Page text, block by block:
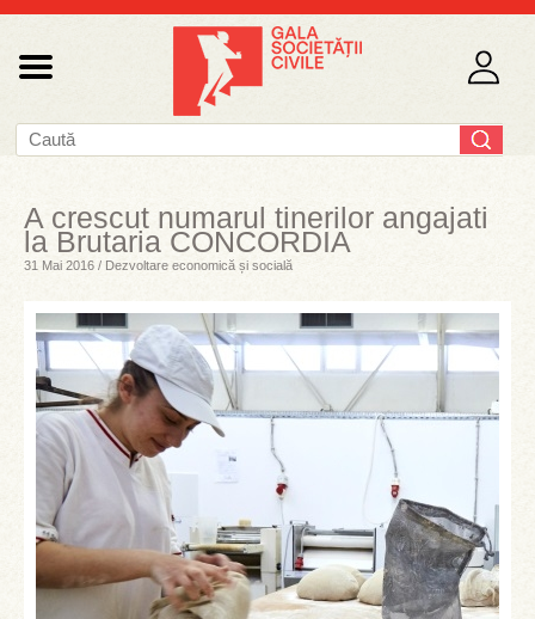
A crescut numarul tinerilor angajati
la Brutaria CONCORDIA
31 Mai 2016 / Dezvoltare economică și socială